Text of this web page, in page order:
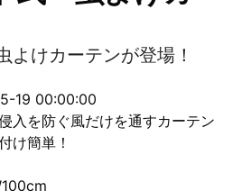
けカーテンが登場！
19 00:00:00
入を防ぐ風だけを通すカーテン
け簡単！